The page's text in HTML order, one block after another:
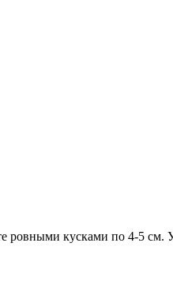
кусками по 4-5 см.